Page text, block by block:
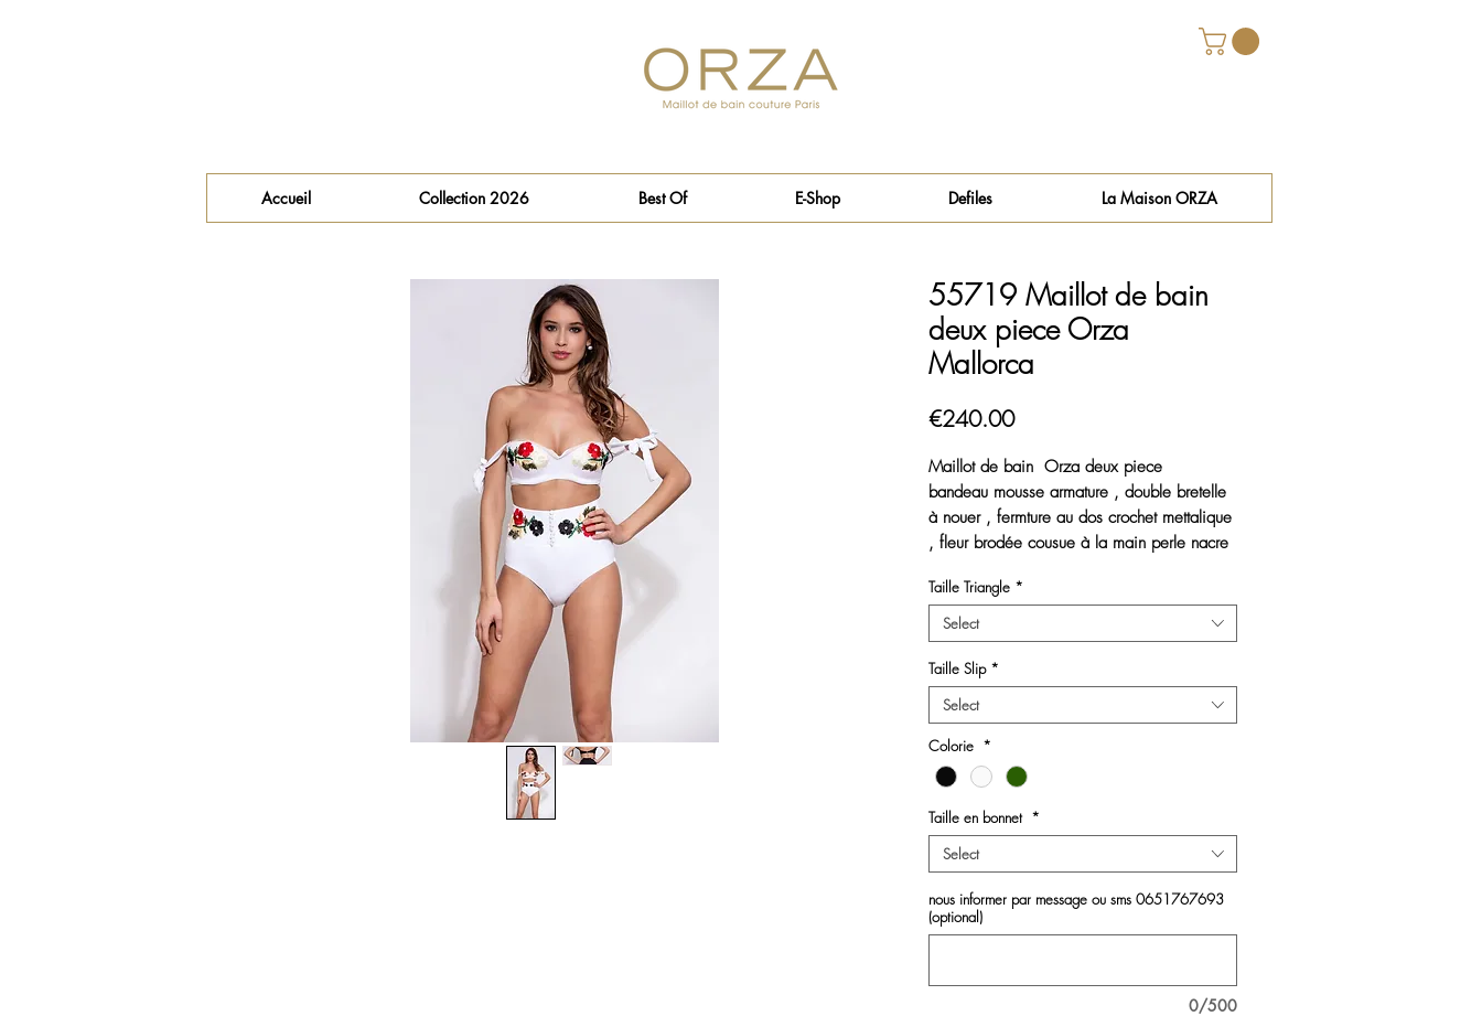
Accueil Collection 2026 Best Of E-Shop Defiles La Maison ORZA
55719 Maillot de bain
deux piece Orza
Mallorca
€240.00Price
Maillot de bain Orza deux piece
bandeau mousse armature , double bretelle
à nouer , fermture au dos crochet mettalique
, fleur brodée cousue à la main perle nacre
culotte haute avec bande elastique à la taille
et agrafage de fermeture devant , orné de
bouton devant .
Taille Triangle *
Select
Taille Slip *
Select
Colorie *
Taille en bonnet *
Select
nous informer par message ou sms 0651767693
(optional)
0/500